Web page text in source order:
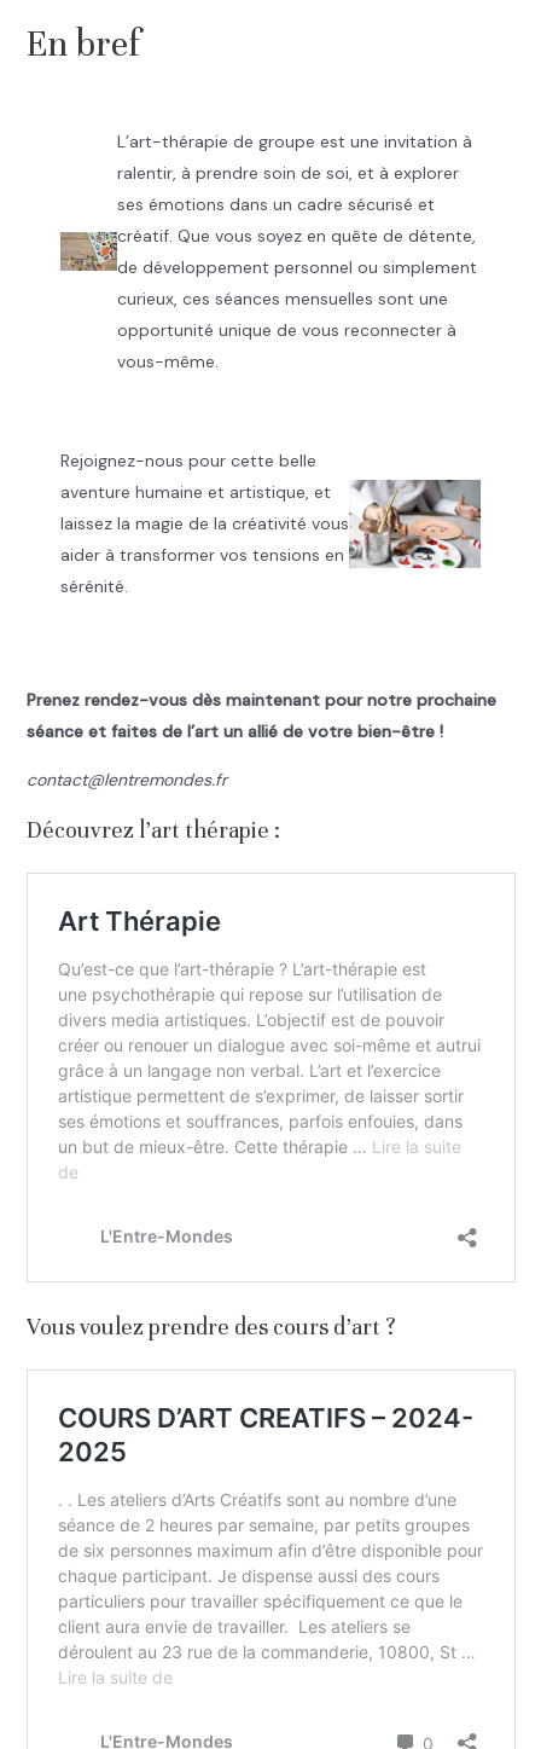
En bref
L’art-thérapie de groupe est une invitation à
ralentir, à prendre soin de soi, et à explorer
ses émotions dans un cadre sécurisé et
créatif. Que vous soyez en quête de détente,
de développement personnel ou simplement
curieux, ces séances mensuelles sont une
opportunité unique de vous reconnecter à
vous-même.
Rejoignez-nous pour cette belle
aventure humaine et artistique, et
laissez la magie de la créativité vous
aider à transformer vos tensions en
sérénité.
Prenez rendez-vous dès maintenant pour notre prochaine
séance et faites de l’art un allié de votre bien-être !
contact@lentremondes.fr
Découvrez l’art thérapie :
Vous voulez prendre des cours d’art ?